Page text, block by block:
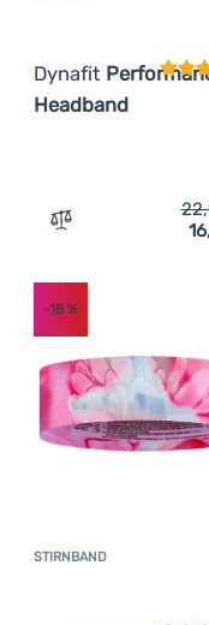
Dynafit
Headband
Zum Vergleich
STIRNBAND
-18 %